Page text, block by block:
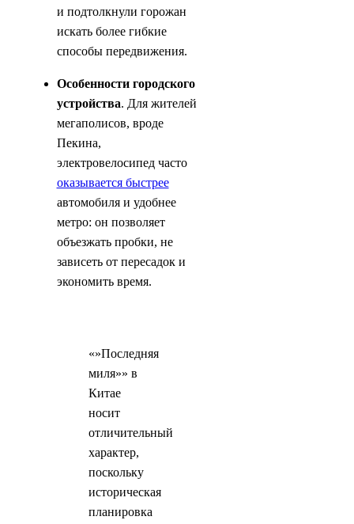
и подтолкнули горожан
искать более гибкие
способы передвижения.
Особенности городского
устройства. Для жителей
мегаполисов, вроде
Пекина,
электровелосипед часто
оказывается быстрее
автомобиля и удобнее
метро: он позволяет
объезжать пробки, не
зависеть от пересадок и
экономить время.
«»Последняя
миля»» в
Китае
носит
отличительный
характер,
поскольку
историческая
планировка